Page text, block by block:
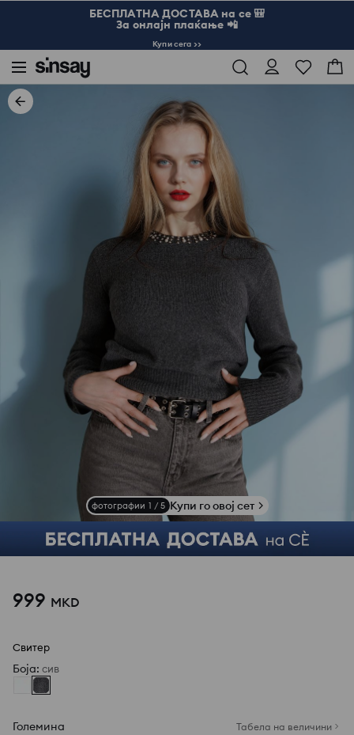
БЕСПЛАТНА ДОСТАВА на се 🎒
За онлајн плаќање 📲
Купи сега >>
фотографии 1 / 5 Купи го овој сет
999 MKD
Свитер
Боја: сив
Големина Табела на величини